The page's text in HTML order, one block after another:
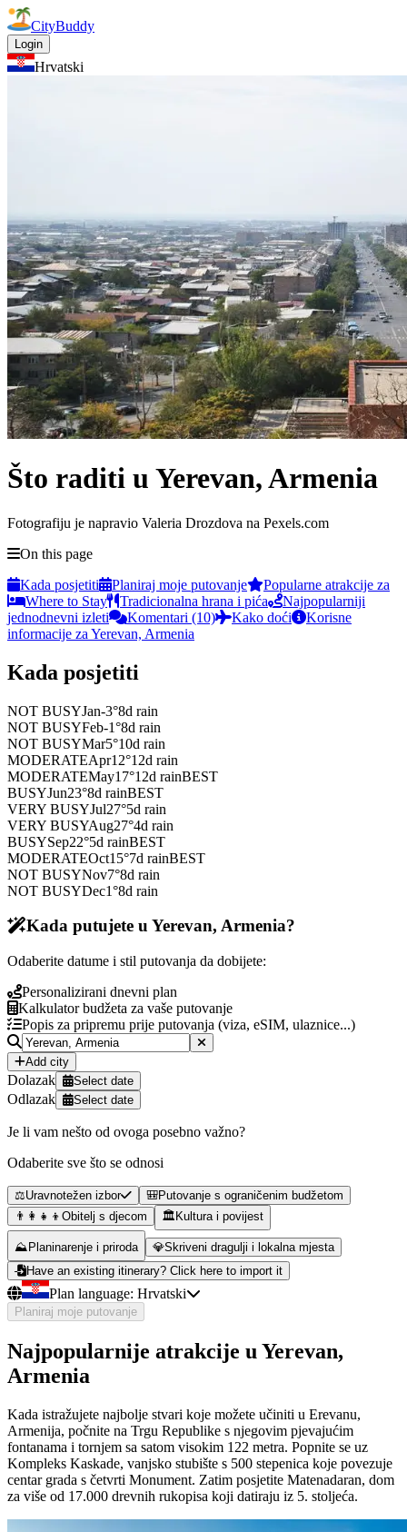
CityBuddy
Login
Hrvatski
Što raditi u Yerevan, Armenia
Fotografiju je napravio Valeria Drozdova na Pexels.com
On this page
Kada posjetiti
Planiraj moje putovanje
Popularne atrakcije za
Where to Stay
Tradicionalna hrana i pića
Najpopularniji
jednodnevni izleti
Komentari (10) Kako doći
Korisne
informacije za Yerevan, Armenia
Kada posjetiti
NOT BUSYJan-3°8d rain
NOT BUSYFeb-1°8d rain
NOT BUSYMar5°10d rain
MODERATEApr12°12d rain
MODERATEMay17°12d rainBEST
BUSYJun23°8d rainBEST
VERY BUSYJul27°5d rain
VERY BUSYAug27°4d rain
BUSYSep22°5d rainBEST
MODERATEOct15°7d rainBEST
NOT BUSYNov7°8d rain
NOT BUSYDec1°8d rain
Kada putujete u Yerevan, Armenia?
Odaberite datume i stil putovanja da dobijete:
Personalizirani dnevni plan
Kalkulator budžeta za vaše putovanje
Popis za pripremu prije putovanja (viza, eSIM, ulaznice...)
Add city
Dolazak Select date
Odlazak Select date
Je li vam nešto od ovoga posebno važno?
Odaberite sve što se odnosi
⚖️Uravnotežen izbor 🎒Putovanje s ograničenim budžetom
👨‍👩‍👧‍👦 Obitelj s djecom 🏛️ Kultura i povijest
⛰️ Planinarenje i priroda 💎Skriveni dragulji i lokalna mjesta
Have an existing itinerary? Click here to import it
Plan language: Hrvatski
Planiraj moje putovanje
Najpopularnije atrakcije u Yerevan,
Armenia
Kada istražujete najbolje stvari koje možete učiniti u Erevanu,
Armenija, počnite na Trgu Republike s njegovim pjevajućim
fontanama i tornjem sa satom visokim 122 metra. Popnite se uz
Kompleks Kaskade, vanjsko stubište s 500 stepenica koje povezuje
centar grada s četvrti Monument. Zatim posjetite Matenadaran, dom
za više od 17.000 drevnih rukopisa koji datiraju iz 5. stoljeća.